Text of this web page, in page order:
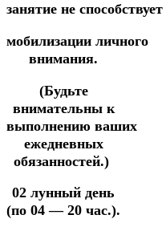
занятие не способствует
мобилизации личного
внимания.
(Будьте
внимательны к
выполнению ваших
ежедневных
обязанностей.)
02 лунный день
(по 04 — 20 час.).